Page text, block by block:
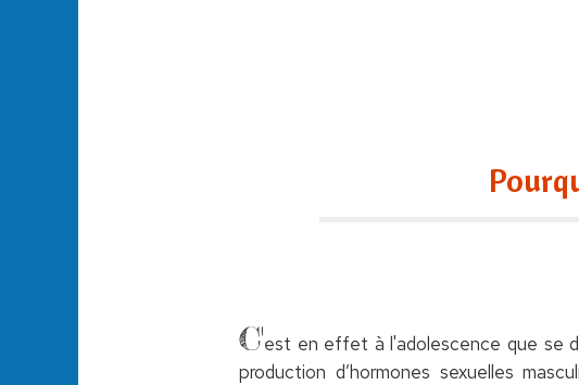
C'est en effet à l'adolescence que se
production d’hormones sexuelles